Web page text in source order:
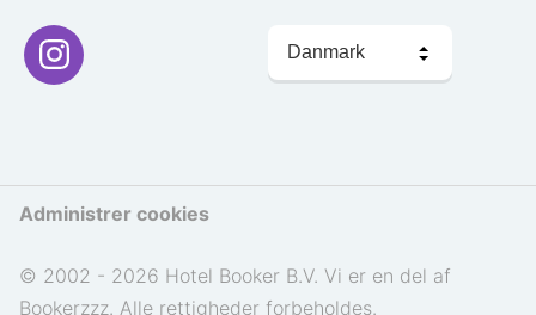
Administrer cookies
© 2002 - 2026 Hotel Booker B.V. Vi er en del af
Bookerzzz. Alle rettigheder forbeholdes.